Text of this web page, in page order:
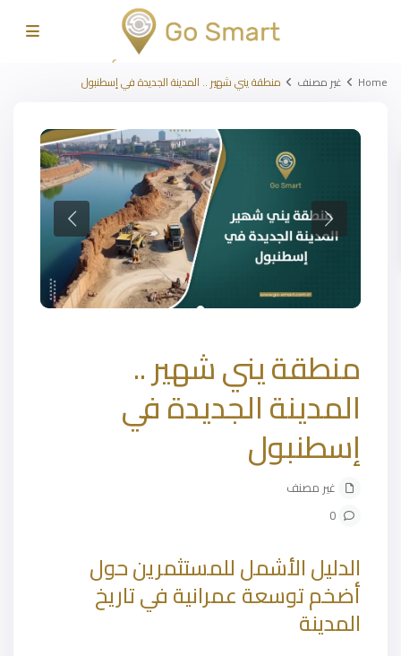
Home غير مصنف منطقة يني شهير .. المدينة الجديدة في إسطنبول
منطقة يني شهير ..
المدينة الجديدة في
إسطنبول
غير مصنف
0
الدليل الأشمل للمستثمرين حول
أضخم توسعة عمرانية في تاريخ
المدينة